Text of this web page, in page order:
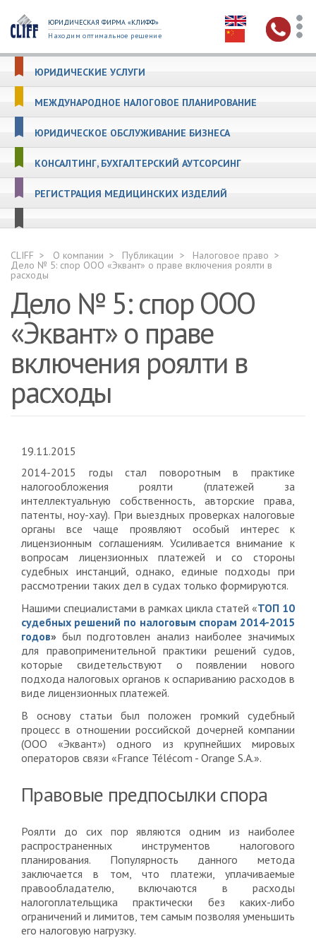
ЮРИДИЧЕСКАЯ ФИРМА «КЛИФФ»
Находим оптимальное решение
ЮРИДИЧЕСКИЕ УСЛУГИ
МЕЖДУНАРОДНОЕ НАЛОГОВОЕ ПЛАНИРОВАНИЕ
ЮРИДИЧЕСКОЕ ОБСЛУЖИВАНИЕ БИЗНЕСА
КОНСАЛТИНГ, БУХГАЛТЕРСКИЙ АУТСОРСИНГ
РЕГИСТРАЦИЯ МЕДИЦИНСКИХ ИЗДЕЛИЙ
CLIFF О компании Публикации Налоговое право
Дело № 5: спор ООО «Эквант» о праве включения роялти в
расходы
Дело № 5: спор ООО
«Эквант» о праве
включения роялти в
расходы
19.11.2015
2014-2015 годы стал поворотным в практике
налогообложения роялти (платежей за
интеллектуальную собственность, авторские права,
патенты, ноу-хау). При выездных проверках налоговые
органы все чаще проявляют особый интерес к
лицензионным соглашениям. Усиливается внимание к
вопросам лицензионных платежей и со стороны
судебных инстанций, однако, единые подходы при
рассмотрении таких дел в судах только формируются.
Нашими специалистами в рамках цикла статей «ТОП 10
судебных решений по налоговым спорам 2014-2015
годов» был подготовлен анализ наиболее значимых
для правоприменительной практики решений судов,
которые свидетельствуют о появлении нового
подхода налоговых органов к оспариванию расходов в
виде лицензионных платежей.
В основу статьи был положен громкий судебный
процесс в отношении российской дочерней компании
(ООО «Эквант») одного из крупнейших мировых
операторов связи «France Télécom - Orange S.A.».
Правовые предпосылки спора
Роялти до сих пор являются одним из наиболее
распространенных инструментов налогового
планирования. Популярность данного метода
заключается в том, что платежи, уплачиваемые
правообладателю, включаются в расходы
налогоплательщика практически без каких-либо
ограничений и лимитов, тем самым позволяя уменьшить
его налоговую нагрузку.